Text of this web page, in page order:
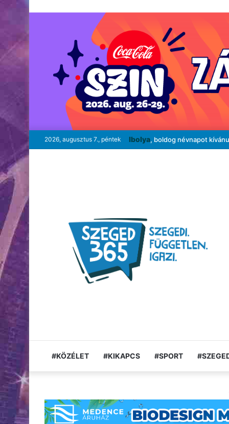
2026, augusztus 7., péntek Ibolya, boldog névnapot
#KÖZÉLET #KIKAPCS #SPORT